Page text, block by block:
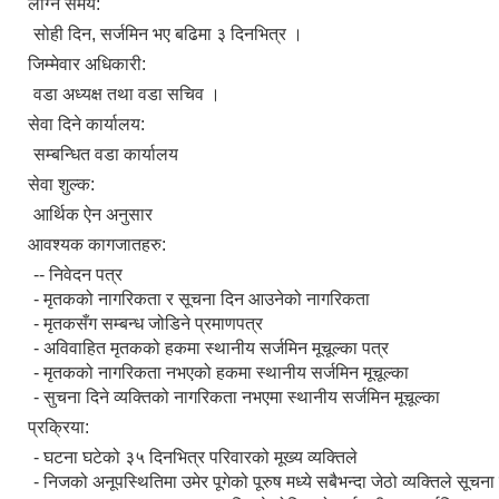
सोही दिन, सर्जमिन भए बढिमा ३ दिनभित्र ।
जिम्मेवार अधिकारी:
वडा अध्यक्ष तथा वडा सचिव ।
सेवा दिने कार्यालय:
सम्बन्धित वडा कार्यालय
सेवा शुल्क:
आर्थिक ऐन अनुसार
आवश्यक कागजातहरु:
-- निवेदन पत्र
- मृतकको नागरिकता र सूचना दिन आउनेको नागरिकता
- मृतकसँग सम्बन्ध जोडिने प्रमाणपत्र
- अविवाहित मृतकको हकमा स्थानीय सर्जमिन मूचूल्का पत्र
- मृतकको नागरिकता नभएको हकमा स्थानीय सर्जमिन मूचूल्का
- सुचना दिने व्यक्तिको नागरिकता नभएमा स्थानीय सर्जमिन मूचूल्का
प्रक्रिया:
- घटना घटेको ३५ दिनभित्र परिवारको मूख्य व्यक्तिले
- निजको अनूपस्थितिमा उमेर पूगेको पूरुष मध्ये सबैभन्दा जेठो व्यक्तिले सूचना